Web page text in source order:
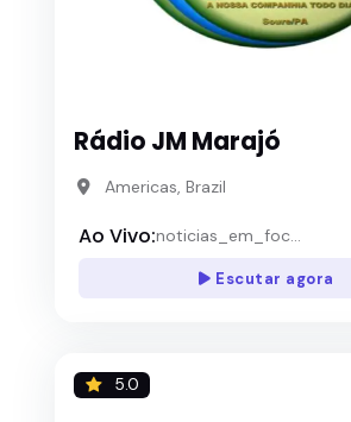
Rádio JM Marajó
Americas, Brazil
Ao Vivo:noticias_em_foc...
Escutar agora
5.0